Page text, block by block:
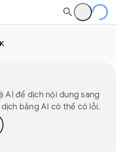
AI để dịch nội dung sang
bằng AI có thể có lỗi.